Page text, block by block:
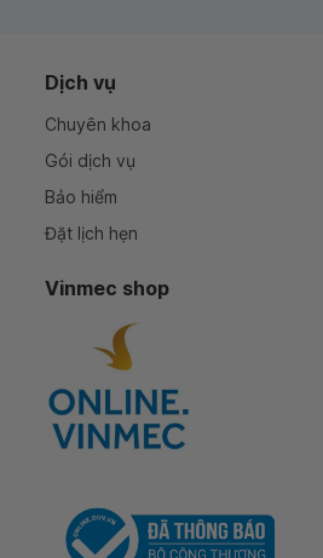
Dịch vụ
Chuyên khoa
Gói dịch vụ
Bảo hiểm
Đặt lịch hẹn
Vinmec shop